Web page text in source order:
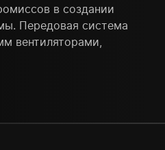
в создании
Передовая система
вентиляторами,